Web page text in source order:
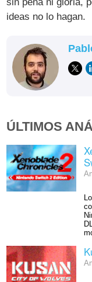
ideas no lo hagan.
ÚLTIMOS